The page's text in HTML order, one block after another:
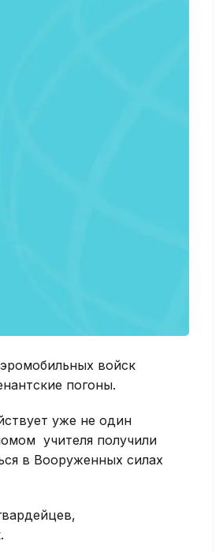
войск
погоны.
уже не один
учителя получили
в Вооруженных силах